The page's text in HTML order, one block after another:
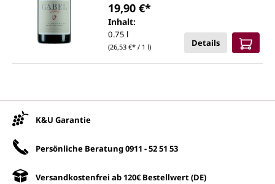
Inhalt:
0.75 l
(26,53 €* / 1 l)
19,90 €*
Details
K&U Garantie
Persönliche Beratung0911 - 52 51 53
Versandkostenfrei ab 120€ Bestellwert (DE)